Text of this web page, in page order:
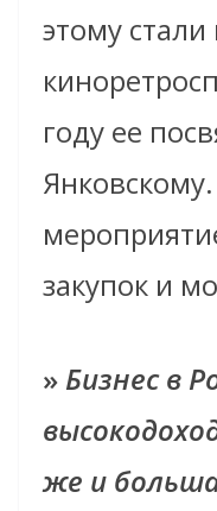
этому
году ее
закупок и
» Бизнес в
же и